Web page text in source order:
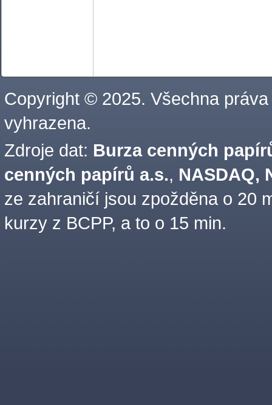
Copyright © 2025. Všechna práva
vyhrazena.
Zdroje dat: Burza cenných
cenných papírů a.s., NASDAQ,
ze zahraničí jsou zpožděna o 20
kurzy z BCPP, a to o 15 min.